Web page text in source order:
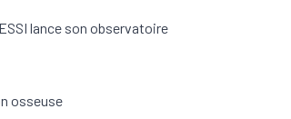
lance son observatoire
osseuse